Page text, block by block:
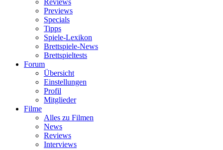
Reviews
Previews
Specials
Tipps
Spiele-Lexikon
Brettspiele-News
Brettspieltests
Forum
Übersicht
Einstellungen
Profil
Mitglieder
Filme
Alles zu Filmen
News
Reviews
Interviews